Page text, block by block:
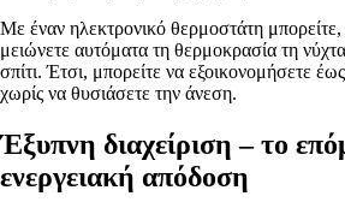
Με έναν ηλεκτρονικό θερμοστάτη
μειώνετε αυτόματα τη θερμοκρασία τη
σπίτι. Έτσι, μπορείτε να εξοικονομήσετε
χωρίς να θυσιάσετε την άνεση.
Έξυπνη διαχείριση – το
ενεργειακή απόδοση